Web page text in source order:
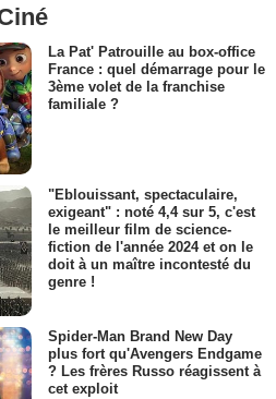
La Pat' Patrouille au box-office
France : quel démarrage pour le
3ème volet de la franchise
familiale ?
"Eblouissant, spectaculaire,
exigeant" : noté 4,4 sur 5, c'est
le meilleur film de science-
fiction de l'année 2024 et on le
doit à un maître incontesté du
genre !
Spider-Man Brand New Day
plus fort qu'Avengers Endgame
? Les frères Russo réagissent à
cet exploit